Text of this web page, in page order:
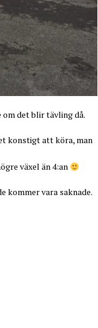
det blir tävling då.
konstigt att köra, man
växel än 4:an
kommer vara saknade.